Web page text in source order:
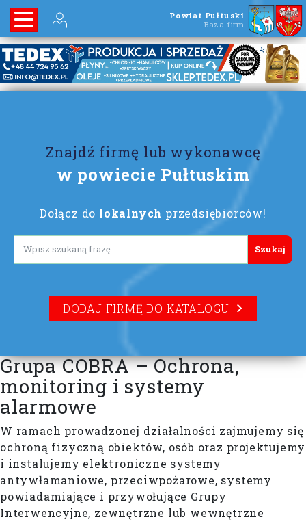
Powiat Pułtuski
Baza firm
Znajdź firmę lub wykonawcę
w powiecie Pułtuskim
Dołącz do lokalnych przedsiębiorców!
Lorem ipsum
DODAJ FIRMĘ DO KATALOGU
Grupa COBRA – Ochrona,
monitoring i systemy
alarmowe
W ramach prowadzonej działalności zajmujemy się
ochroną fizyczną obiektów, osób oraz projektujemy
i instalujemy elektroniczne systemy
antywłamaniowe, przeciwpożarowe, systemy
powiadamiające i przywołujące Grupy
Interwencyjne, zewnętrzne lub wewnętrzne